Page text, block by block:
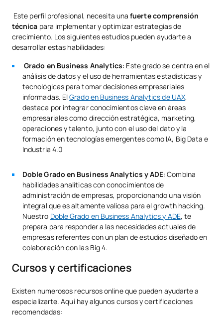
Este perfil profesional, necesita unafuerte comprensión
técnica para implementar y optimizar estrategias de
crecimiento. Los siguientes estudios pueden ayudarte a
desarrollar estas habilidades:
Grado en Business Analytics: Este grado se centra en el
análisis de datos y el uso de herramientas estadísticas y
tecnológicas para tomar decisiones empresariales
informadas. ElGrado en Business Analytics de UAX,
destaca por integrar conocimientos clave en áreas
empresariales como dirección estratégica, marketing,
operaciones y talento, junto con el uso del dato y la
formación en tecnologías emergentes como IA, Big Data e
Industria 4.0
Doble Grado en Business Analytics y ADE: Combina
habilidades analíticas con conocimientos de
administración de empresas, proporcionando una visión
integral que es altamente valiosa para el growth hacking.
Nuestro Doble Grado en Business Analytics y ADE, te
prepara para responder a las necesidades actuales de
empresas referentes con un plan de estudios diseñado en
colaboración con las Big 4.
Cursos y certificaciones
Existen numerosos recursos online que pueden ayudarte a
especializarte. Aquí hay algunos cursos y certificaciones
recomendadas: